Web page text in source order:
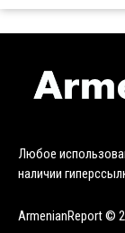
Любое
наличии
ArmenianReport ©